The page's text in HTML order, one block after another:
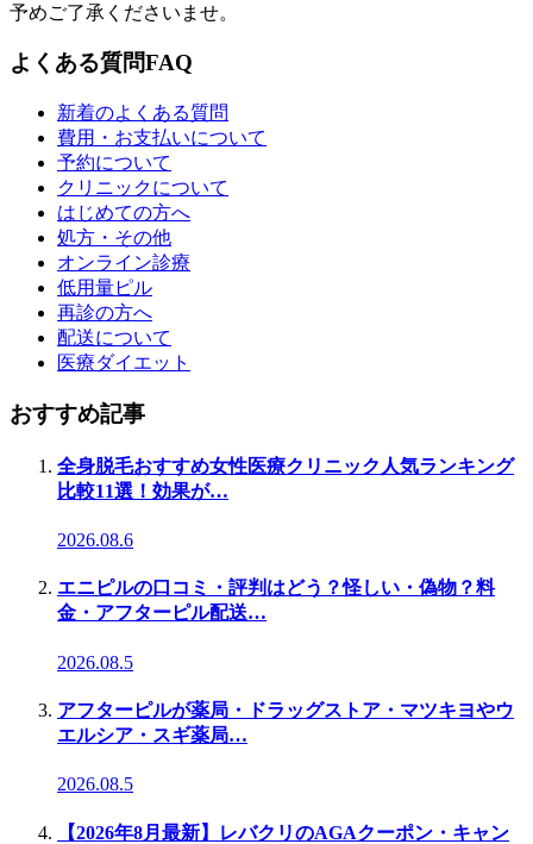
予めご了承くださいませ。
よくある質問FAQ
新着のよくある質問
費用・お支払いについて
予約について
クリニックについて
はじめての方へ
処方・その他
オンライン診療
低用量ピル
再診の方へ
配送について
医療ダイエット
おすすめ記事
全身脱毛おすすめ女性医療クリニック人気ランキング
比較11選！効果が…
2026.08.6
エニピルの口コミ・評判はどう？怪しい・偽物？料
金・アフターピル配送…
2026.08.5
アフターピルが薬局・ドラッグストア・マツキヨやウ
エルシア・スギ薬局…
2026.08.5
【2026年8月最新】レバクリのAGAクーポン・キャン